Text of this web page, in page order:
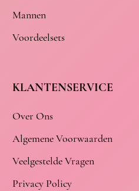
Mannen
Voordeelsets
KLANTENSERVICE
Over Ons
Algemene Voorwaarden
Veelgestelde Vragen
Privacy Policy